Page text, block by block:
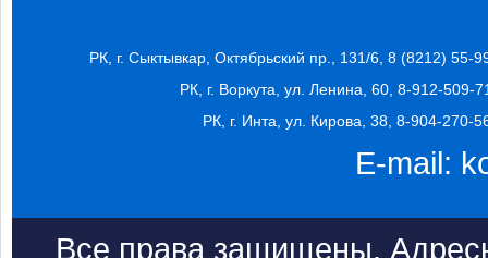
РК, г. Сыктывкар, Октябрьский пр., 131/6, 8 (8212) 55-
РК, г. Воркута, ул. Ленина, 60, 8-912-509-
РК, г. Инта, ул. Кирова, 38, 8-904-270-
E-mail:
Все права защищены.